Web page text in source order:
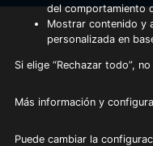
del comportamiento
Mostrar contenido y
personalizada en
Si elige “Rechazar todo”,
Más información y
Puede cambiar la